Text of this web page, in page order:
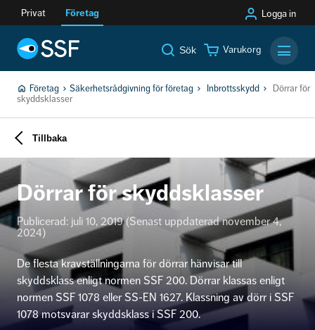
Privat Företag Logga in
Sök Varukorg
Företag Säkerhetsrådgivning för företag Inbrottsskydd
Dörrar för
skyddsklasser
Tillbaka
Dörrar för skyddsklasser
Publicerad: juli 10, 2019 (Senast uppdaterad november 4,
2024)
De flesta kravställningarna för dörrar hänvisar till
skyddsklass enligt normen SSF 200. Dörrar klassas enligt
normen SSF 1078 eller SS-EN 1627. Klassning av dörr i SSF
1078 motsvarar skyddsklass i SSF 200.